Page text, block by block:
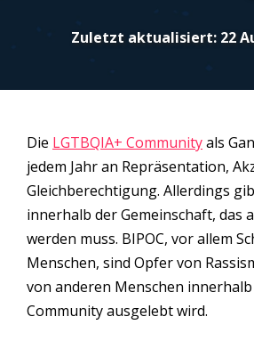
Zuletzt aktualisiert: 22
Die LGTBQIA+ Communityals
jedem Jahr an Repräsentation,
Gleichberechtigung. Allerdings
innerhalb der Gemeinschaft, das
werden muss. BIPOC, vor allem
Menschen, sind Opfer von
von anderen Menschen innerhalb
Community ausgelebt wird.